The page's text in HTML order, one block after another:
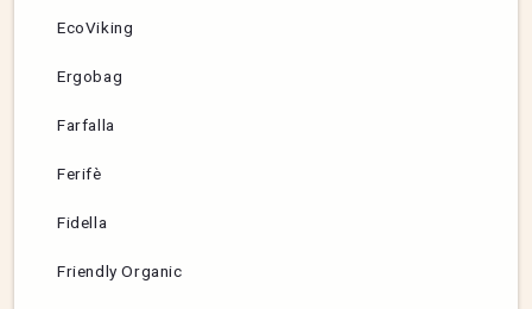
EcoViking
Ergobag
Farfalla
Ferifè
Fidella
Friendly Organic